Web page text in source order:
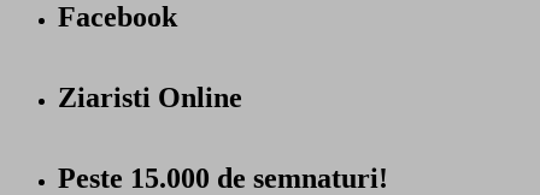
Facebook
Ziaristi Online
Peste 15.000 de semnaturi!